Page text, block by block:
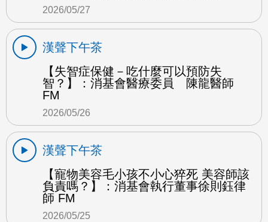
2026/05/27
漢聲下午茶
【失智症保健－吃什麼可以預防失
智？】：消基會醫療委員 陳龍醫師
FM
2026/05/26
漢聲下午茶
【寵物美容毛小孩不小心猝死 美容師該
負責嗎？】：消基會執行董事徐則鈺律
師 FM
2026/05/25